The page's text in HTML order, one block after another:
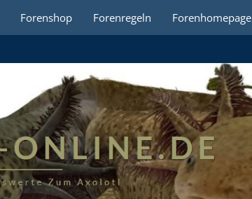
Forenshop Forenregeln Forenhomepage